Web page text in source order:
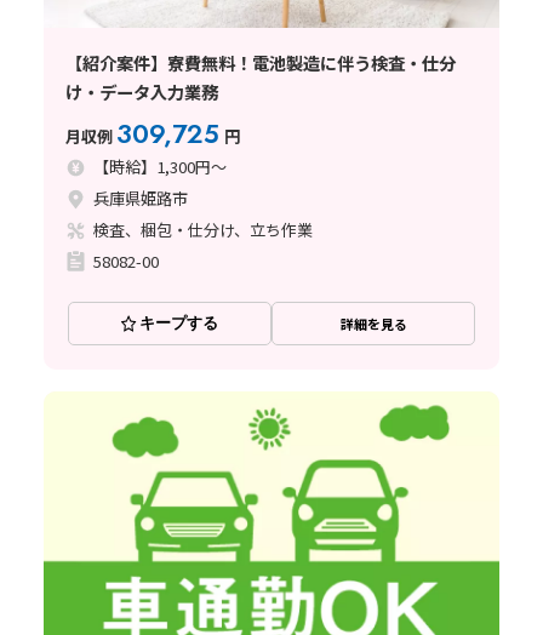
【紹介案件】寮費無料！電池製造に伴う検査・仕分
け・データ入力業務
月収例 309,725 円
【時給】1,300円～
兵庫県姫路市
検査、梱包・仕分け、立ち作業
58082-00
キープする 詳細を見る